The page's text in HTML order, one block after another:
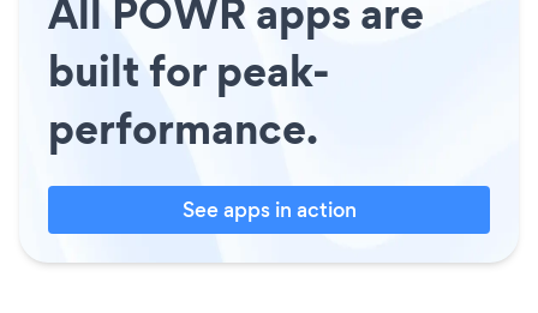
All POWR apps are
built for peak-
performance.
See apps in action